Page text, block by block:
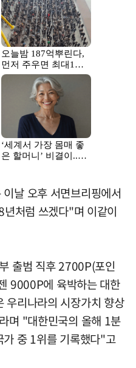
날 오후 서면브리핑에서
처럼 쓰겠다"며 이같이
출범 직후 2700P(포인
9000P에 육박하는 대한
우리나라의 시장가치 향상
며 "대한민국의 올해 1분
가 중 1위를 기록했다"고